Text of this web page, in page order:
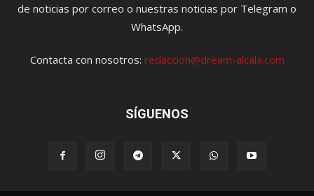
de noticias por correo o nuestras noticias por Telegram o
WhatsApp.
Contacta con nosotros: redaccion@dream-alcala.com
SÍGUENOS